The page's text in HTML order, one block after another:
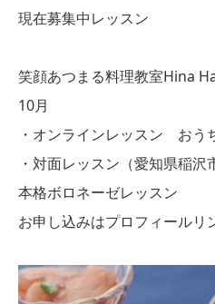
現在募集中レッスン
笑顔あつまる料理教室Hina
10月
・オンラインレッスン おう
・対面レッスン（愛知県稲沢
本格ボロネーゼレッスン
お申し込みはプロフィール